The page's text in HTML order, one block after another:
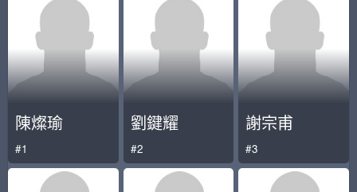
陳燦瑜
#1
劉鍵耀
#2
謝宗甫
#3